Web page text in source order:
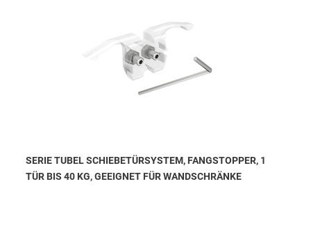
SERIE TUBEL SCHIEBETÜRSYSTEM, FANGSTOPPER, 1
TÜR BIS 40 KG, GEEIGNET FÜR WANDSCHRÄNKE